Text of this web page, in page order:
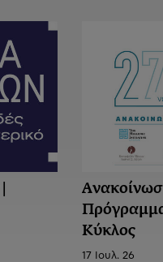
Πρόγραμμα
Κύκλος
17 Ιουλ. 26